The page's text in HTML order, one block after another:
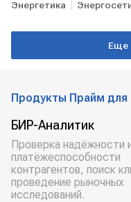
Энергетика
Еще
Продукты Прайм для
БИР-Аналитик
Проверка надёжности
платёжеспособности
контрагентов, поиск
проведение рыночных
исследований.